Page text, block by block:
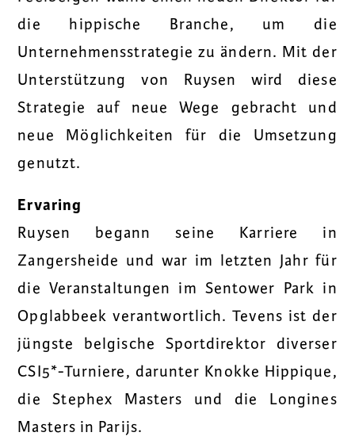
die hippische Branche, um die
Unternehmensstrategie zu ändern. Mit der
Unterstützung von Ruysen wird diese
Strategie auf neue Wege gebracht und
neue Möglichkeiten für die Umsetzung
genutzt.
Ervaring
Ruysen begann seine Karriere in
Zangersheide und war im letzten Jahr für
die Veranstaltungen im Sentower Park in
Opglabbeek verantwortlich. Tevens ist der
jüngste belgische Sportdirektor diverser
CSI5*-Turniere, darunter Knokke Hippique,
die Stephex Masters und die Longines
Masters in Parijs.